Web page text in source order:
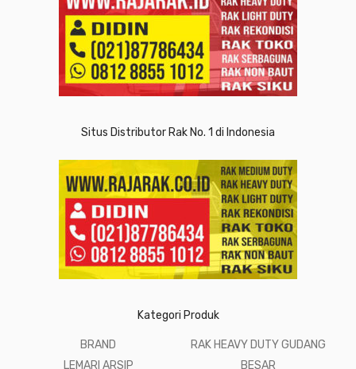
Situs Distributor Rak No. 1 di Indonesia
Kategori Produk
BRAND
LEMARI ARSIP
RAK HEAVY DUTY GUDANG
BESAR